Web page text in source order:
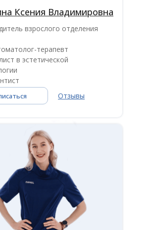
Ксения Владимировна
Отзывы
взрослого отделения
терапевт
в эстетической